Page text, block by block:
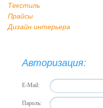
Текстиль
Прайсы
Дизайн интерьера
Авторизация:
E-Mail:
Пароль: